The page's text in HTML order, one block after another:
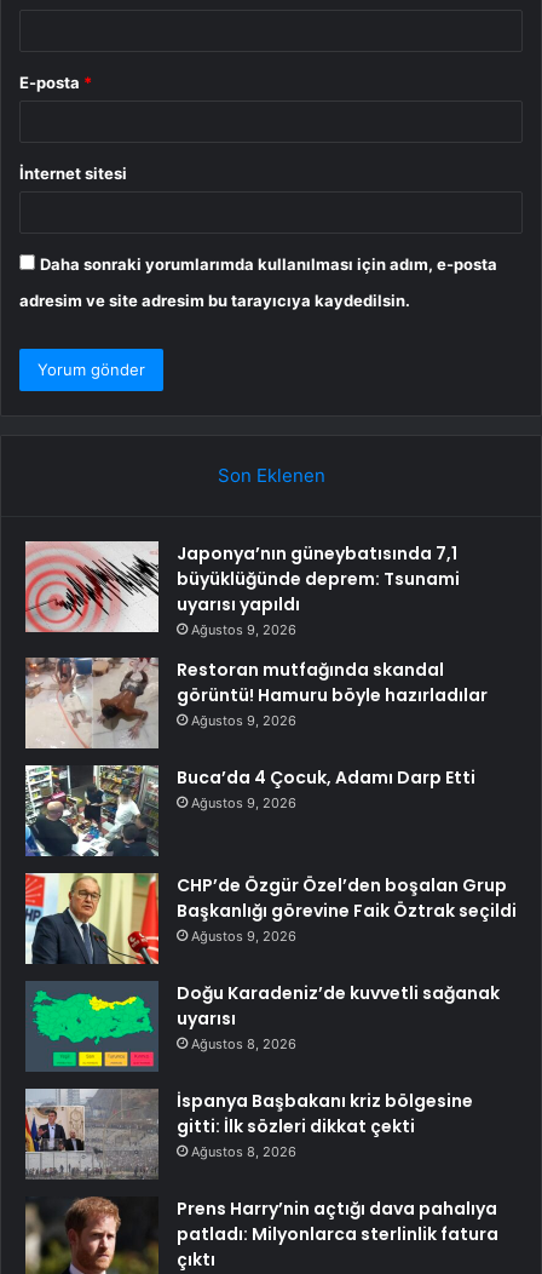
E-posta *
İnternet sitesi
Daha sonraki yorumlarımda kullanılması için adım, e-posta
adresim ve site adresim bu tarayıcıya kaydedilsin.
Son Eklenen
Japonya’nın güneybatısında 7,1
büyüklüğünde deprem: Tsunami
uyarısı yapıldı
Ağustos 9, 2026
Restoran mutfağında skandal
görüntü! Hamuru böyle hazırladılar
Ağustos 9, 2026
Buca’da 4 Çocuk, Adamı Darp Etti
Ağustos 9, 2026
CHP’de Özgür Özel’den boşalan Grup
Başkanlığı görevine Faik Öztrak seçildi
Ağustos 9, 2026
Doğu Karadeniz’de kuvvetli sağanak
uyarısı
Ağustos 8, 2026
İspanya Başbakanı kriz bölgesine
gitti: İlk sözleri dikkat çekti
Ağustos 8, 2026
Prens Harry’nin açtığı dava pahalıya
patladı: Milyonlarca sterlinlik fatura
çıktı